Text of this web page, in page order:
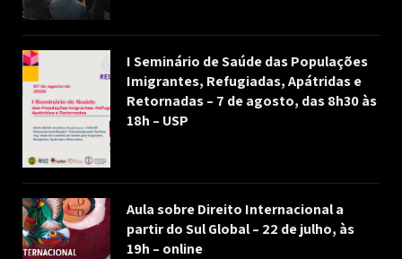
I Seminário de Saúde das Populações
Imigrantes, Refugiadas, Apátridas e
Retornadas – 7 de agosto, das 8h30 às
18h – USP
Aula sobre Direito Internacional a
partir do Sul Global – 22 de julho, às
19h – online